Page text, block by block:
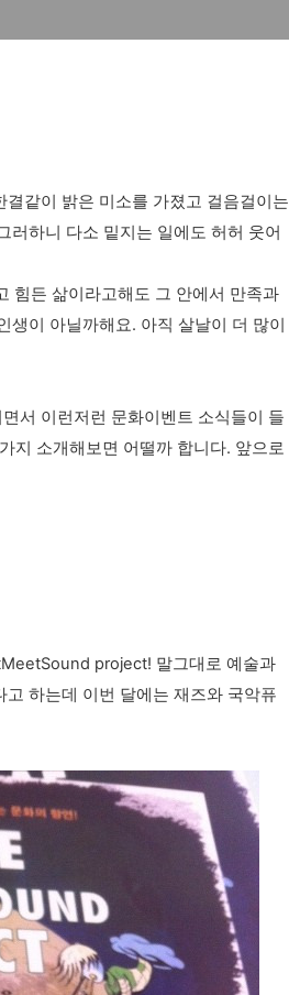
같이 밝은 미소를 가졌고 걸음걸이는
러하니 다소 밑지는 일에도 허허 웃어
힘든 삶이라고해도 그 안에서 만족과
생이 아닐까해요. 아직 살날이 더 많이
서 이런저런 문화이벤트 소식들이 들
지 소개해보면 어떨까 합니다. 앞으로
project! 말그대로 예술과
하는데 이번 달에는 재즈와 국악퓨